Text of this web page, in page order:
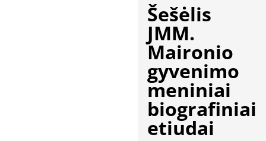
Šešėlis
JMM.
Maironio
gyvenimo
meniniai
biografiniai
etiudai